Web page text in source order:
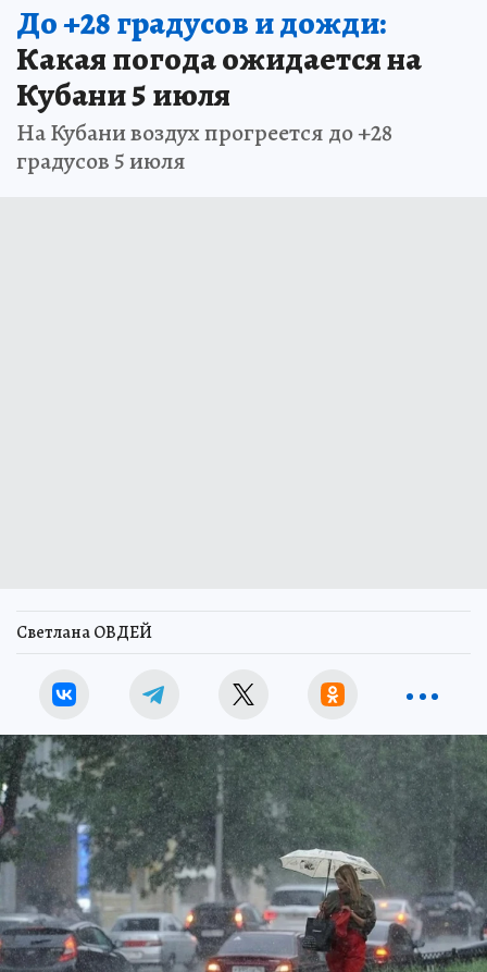
До +28 градусов и дожди:
Какая погода ожидается на
Кубани 5 июля
На Кубани воздух прогреется до +28
градусов 5 июля
Светлана ОВДЕЙ